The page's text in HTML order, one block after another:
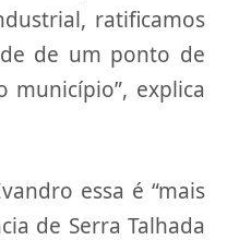
ratificamos
de um ponto de
explica
essa é “mais
de Serra Talhada